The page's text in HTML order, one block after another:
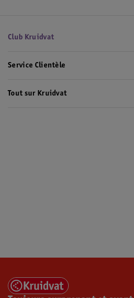
Club Kruidvat
Service Clientèle
Tout sur Kruidvat